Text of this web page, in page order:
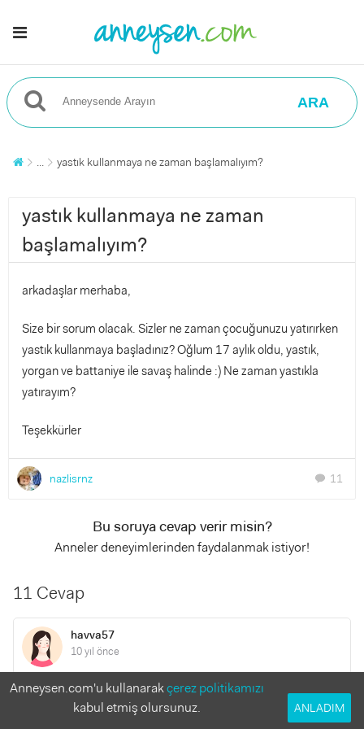
ARA
... yastık kullanmaya ne zaman başlamalıyım?
yastık kullanmaya ne zaman
başlamalıyım?
arkadaşlar merhaba,
Size bir sorum olacak. Sizler ne zaman çocuğunuzu yatırırken
yastık kullanmaya başladınız? Oğlum 17 aylık oldu, yastık,
yorgan ve battaniye ile savaş halinde :) Ne zaman yastıkla
yatırayım?
Teşekkürler
nazlisrnz chat 11
Bu soruya cevap verir misin?
Anneler deneyimlerinden faydalanmak istiyor!
11 Cevap
havva57
10 yıl önce
merhabalar benimde 2,5 aylık kızım var ve kusma olayımız
oldugu için doktorumuza sorduk ne zaman yastık kullanalım
Anneysen.com'u kullanarakçerez politikamızı
kabul etmiş olursunuz.
ANLADIM